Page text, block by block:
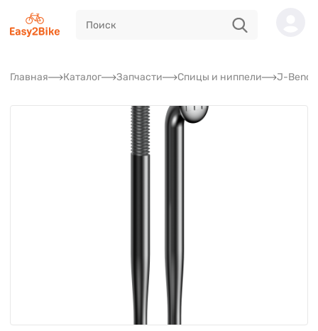
Главная Каталог Запчасти Спицы и ниппели J-Bend